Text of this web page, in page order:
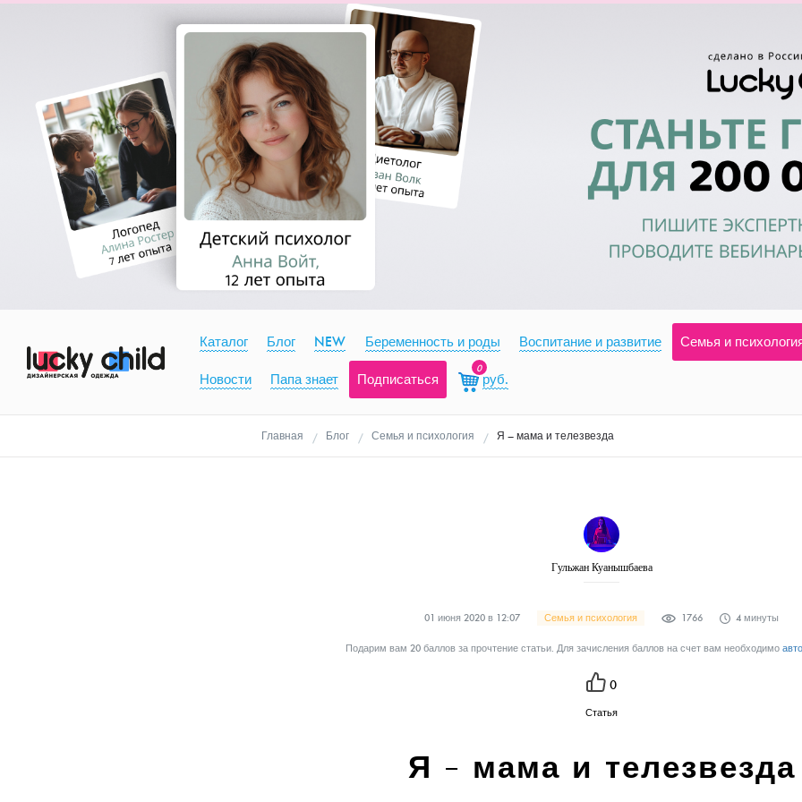
Каталог Блог NEW Беременность и роды Воспитание и развитие Семья и
Новости Папа знает Подписаться
0
руб.
Главная Блог Семья и психология Я – мама и телезвезда
Гульжан Куанышбаева
01 июня 2020 в 12:07 Семья и психология 1766 4 минуты
Подарим вам 20 баллов за прочтение статьи. Для зачисления баллов на счет вам необходимо
0
Статья
Я – мама и телезвезда